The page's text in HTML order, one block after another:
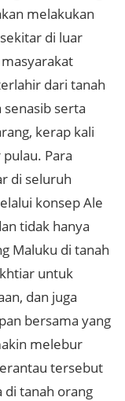
melakukan
di luar
dari tanah
senasib serta
kerap kali
Para
di seluruh
konsep Ale
tidak hanya
Maluku di tanah
untuk
dan juga
bersama yang
melebur
tersebut
di tanah orang